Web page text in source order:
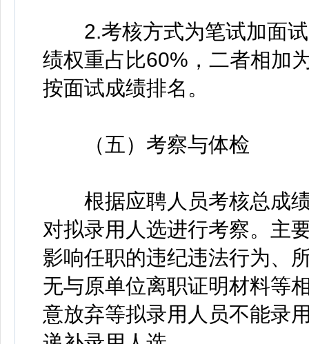
2.考核方式为笔试加面试
绩权重占比60%，二者相加
按面试成绩排名。
（五）考察与体检
根据应聘人员考核总成绩
对拟录用人选进行考察。主
影响任职的违纪违法行为、
无与原单位离职证明材料等
意放弃等拟录用人员不能录